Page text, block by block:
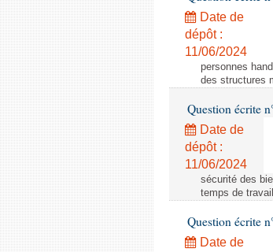
Date de
dépôt :
11/06/2024
personnes
des structures
Question écrite
Date de
dépôt :
11/06/2024
sécurité des
temps de
Question écrite
Date de